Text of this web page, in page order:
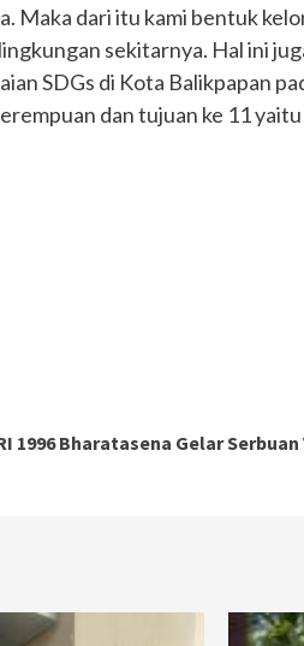
Maka dari itu kami bentuk
sekitarnya. Hal ini
SDGs di Kota Balikpapan
dan tujuan ke 11
1996 Bharatasena Gelar Serbuan